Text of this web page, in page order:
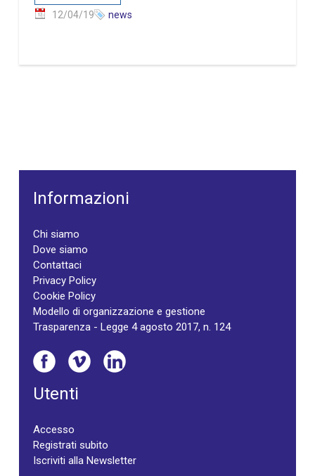
12/04/19 news
Informazioni
Chi siamo
Dove siamo
Contattaci
Privacy Policy
Cookie Policy
Modello di organizzazione e gestione
Trasparenza - Legge 4 agosto 2017, n. 124
Utenti
Accesso
Registrati subito
Iscriviti alla Newsletter